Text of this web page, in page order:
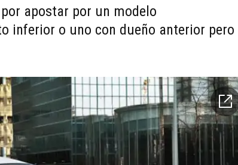
apostar por un modelo
inferior o uno con dueño anterior pero